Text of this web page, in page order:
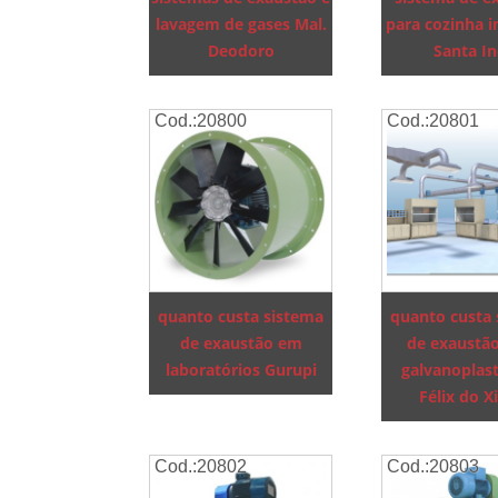
lavagem de gases Mal.
Deodoro
para cozinha
Santa
Cod.:20800
quanto custa sistema
de exaustão em
laboratórios Gurupi
Cod.:20801
quanto custa
de
Félix do
Cod.:20802 Cod.:20803